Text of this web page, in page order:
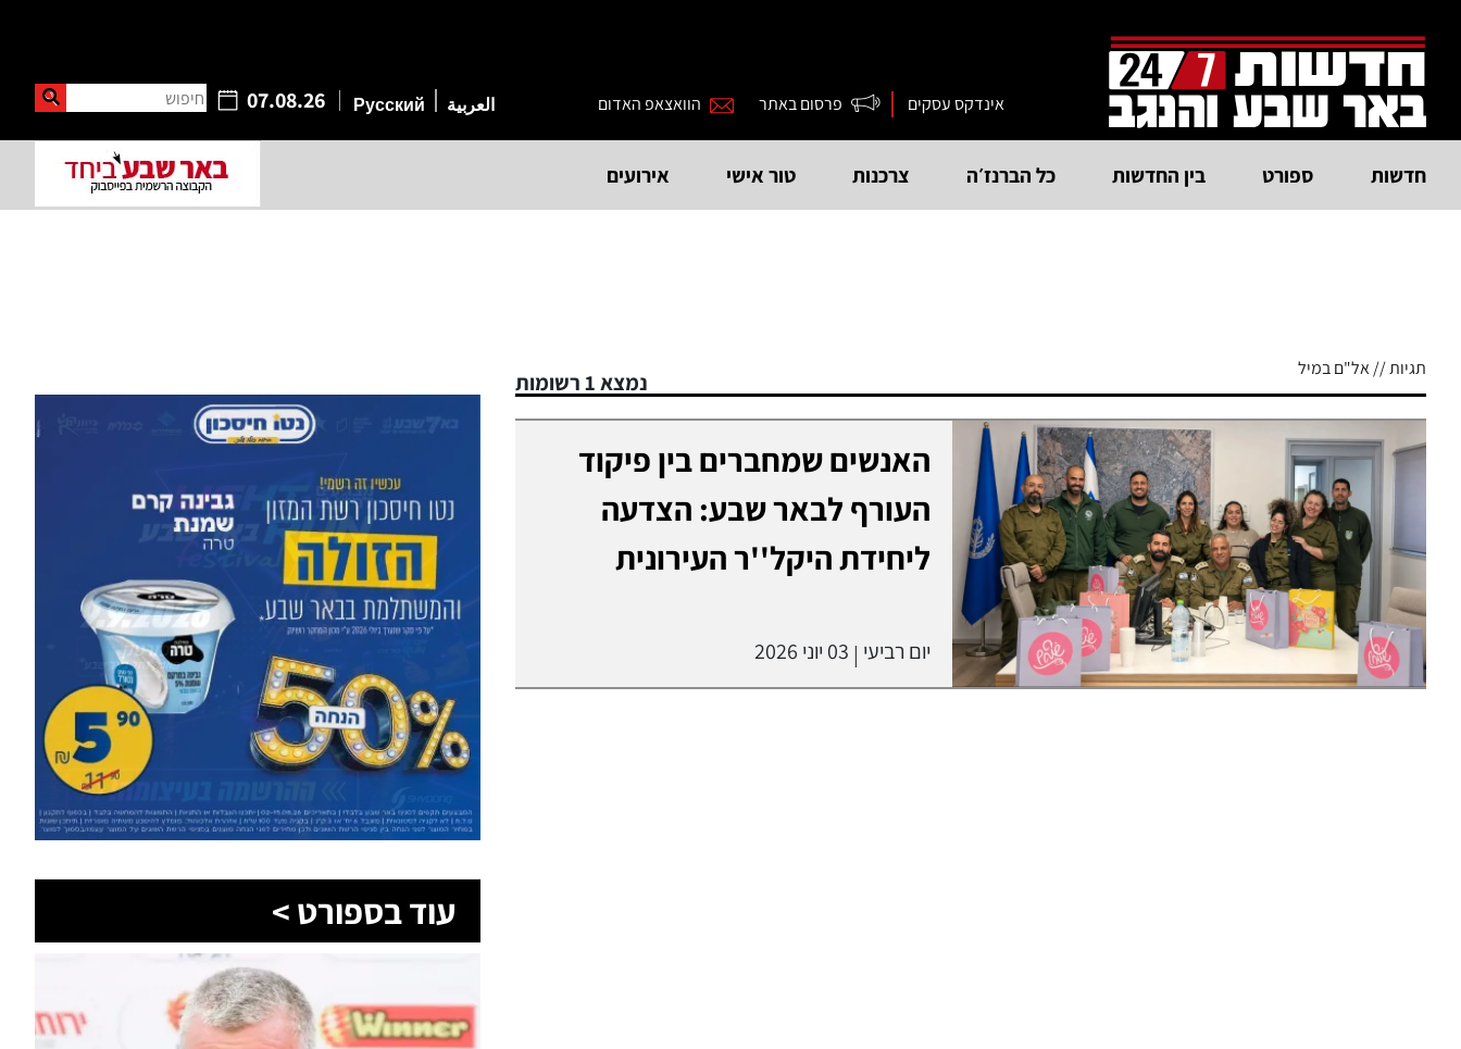
אינדקס עסקים פרסום באתר הוואצאפ האדום 07.08.26 חיפוש العربية Русский
חדשות ספורט בין החדשות כל הברנז׳ה צרכנות טור אישי אירועים
תגיות // אל"ם במיל
נמצא 1 רשומות
האנשים שמחברים בין פיקוד
העורף לבאר שבע: הצדעה
ליחידת היקל''ר העירונית
יום רביעי | 03 יוני 2026
עוד בספורט >